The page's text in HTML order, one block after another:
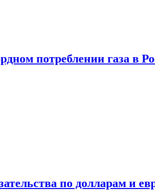
потреблении газа в
по долларам и